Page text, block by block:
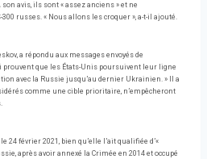
avis, ils sont « assez anciens » et ne
russes. « Nous allons les croquer », a-t-il ajouté.
a répondu aux messages envoyés de
que les États-Unis poursuivent leur ligne
avec la Russie jusqu’au dernier Ukrainien. » Il a
comme une cible prioritaire, n’empêcheront
24 février 2021, bien qu’elle l’ait qualifiée d’«
après avoir annexé la Crimée en 2014 et occupé